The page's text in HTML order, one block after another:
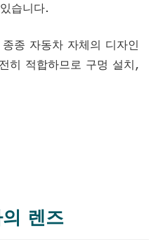
습니다.
종 자동차 자체의 디자인
히 적합하므로 구멍 설치,
렌즈